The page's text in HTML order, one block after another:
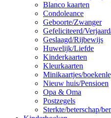
Blanco kaarten
Condoleance
Geboorte/Zwanger
Gefeliciteerd/
Geslaagd/Rijbewijs
Huwelijk/Liefde
Kinderkaarten
Kleurkaarten
Minikaartjes/
Nieuw huis/Pensioen
Opa & Oma
Postzegels
Sterkte/beterschap/